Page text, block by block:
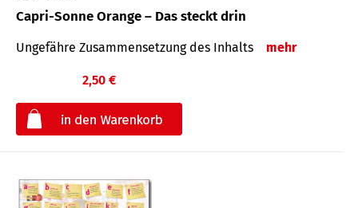
Capri-Sonne Orange – Das steckt drin
Ungefähre Zu­sammen­setzung des Inhalts mehr
2,50 €